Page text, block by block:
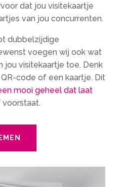
dat jou visitekaartje
van jou concurrenten.
dubbelzijdige
voegen wij ook wat
jou visitekaartje toe. Denk
code of een kaartje. Dit
mooi geheel dat laat
voorstaat.